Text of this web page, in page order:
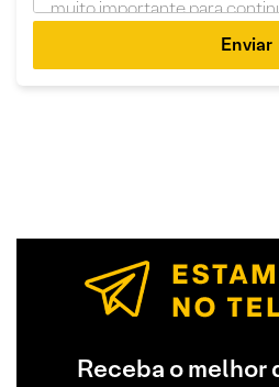
Enviar
Receba o melhor